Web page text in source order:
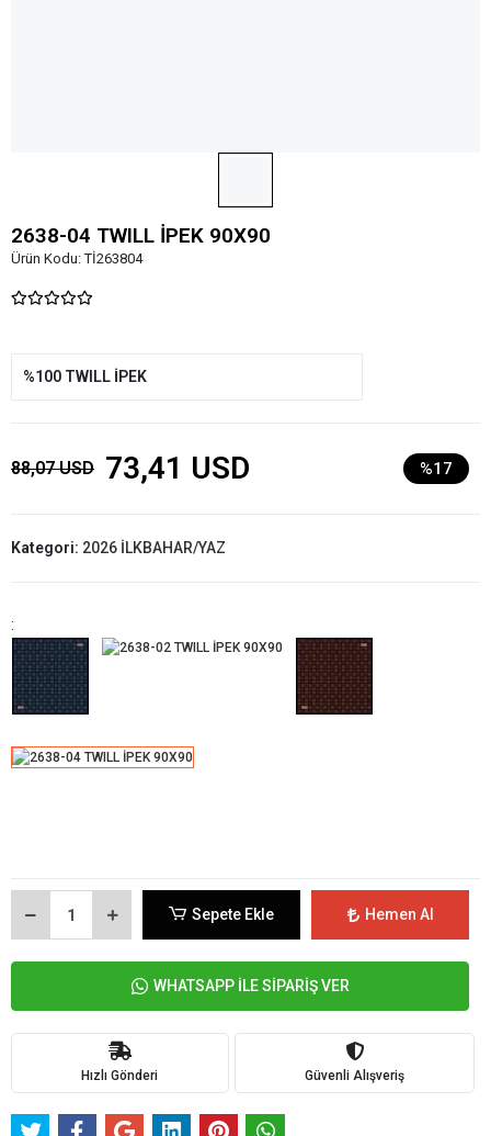
2638-04 TWILL İPEK 90X90
Ürün Kodu:Tİ263804
%100 TWILL İPEK
88,07 USD 73,41 USD %17
Kategori: 2026 İLKBAHAR/YAZ
:
Sepete Ekle Hemen Al
WHATSAPP İLE SİPARİŞ VER
Hızlı Gönderi Güvenli Alışveriş